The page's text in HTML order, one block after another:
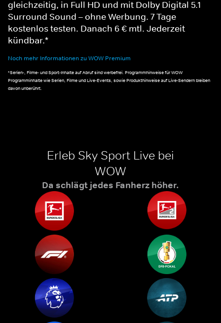
gleichzeitig, in Full HD und mit Dolby Digital 5.1
Surround Sound – ohne Werbung. 7 Tage
kostenlos testen. Danach 6 € mtl. Jederzeit
kündbar.*
Noch mehr Informationen zu WOW Premium
*Serien-, Filme- und Sport-Inhalte auf Abruf sind werbefrei. Programmhinweise für WOW
Programminhalte wie Serien, Filme und Live-Events, sowie Produkthinweise auf Live-Sendern bleiben
davon unberührt.
Erleb Sky Sport Live bei
WOW
Da schlägt jedes Fanherz höher.